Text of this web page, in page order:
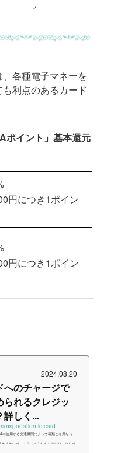
各種電子マネーを
利点のあるカード
ポイント」基本還元
円につき1ポイン
円につき1ポイン
2024.08.20
へのチャージで
れるクレジッ
詳しく...
ic-card
使用する交通機関によって種類こそ異なれ
くないでしょう。そうなるとやはり、少しで